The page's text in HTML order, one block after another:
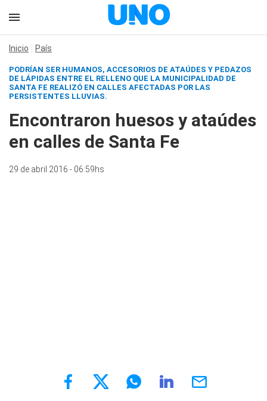
Inicio País
PODRÍAN SER HUMANOS, ACCESORIOS DE ATAÚDES Y PEDAZOS
DE LÁPIDAS ENTRE EL RELLENO QUE LA MUNICIPALIDAD DE
SANTA FE REALIZÓ EN CALLES AFECTADAS POR LAS
PERSISTENTES LLUVIAS.
Encontraron huesos y ataúdes
en calles de Santa Fe
29 de abril 2016 - 06:59hs